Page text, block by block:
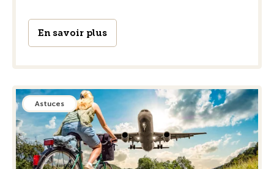
En savoir plus
Astuces